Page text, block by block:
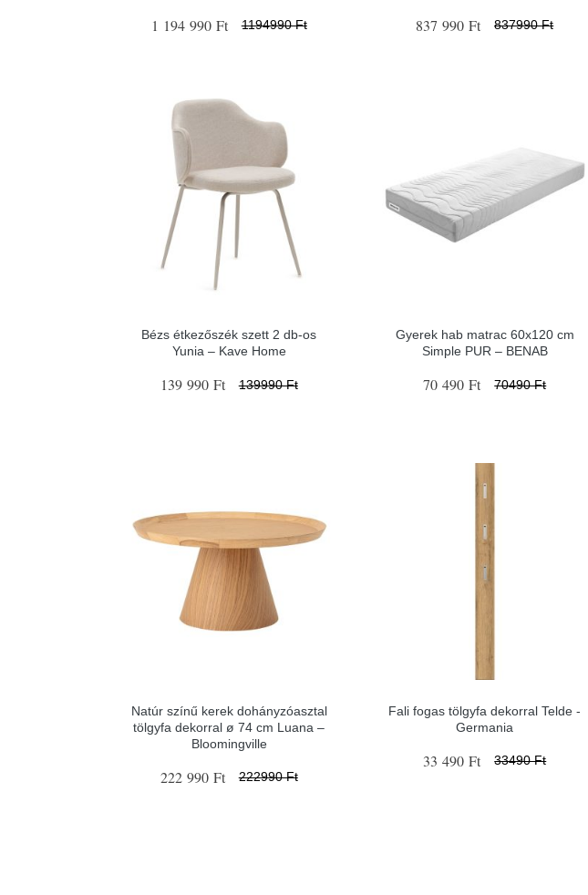
1 194 990 Ft 1194990 Ft 837 990 Ft 837990 Ft
Bézs étkezőszék szett 2 db-os
Yunia – Kave Home
139 990 Ft 139990 Ft
Gyerek hab matrac 60x120 cm
Simple PUR – BENAB
70 490 Ft 70490 Ft
Natúr színű kerek dohányzóasztal
tölgyfa dekorral ø 74 cm Luana –
Bloomingville
222 990 Ft 222990 Ft
Fali fogas tölgyfa dekorral Telde -
Germania
33 490 Ft 33490 Ft